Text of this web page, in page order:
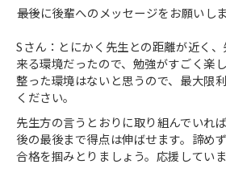
――最後に後輩へのメッセージをお願いします
Sさん：とにかく先生との距離が近く
来る環境だったので、勉強がすごく楽
整った環境はないと思うので、最大限
ください。
先生方の言うとおりに取り組んでいれ
後の最後まで得点は伸ばせます。諦め
合格を掴みとりましょう。応援してい